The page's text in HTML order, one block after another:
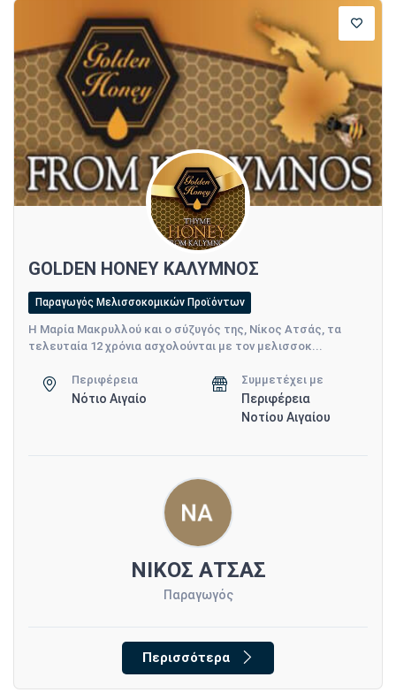
GOLDEN HONEY ΚΑΛΥΜΝΟΣ
Παραγωγός Μελισσοκομικών Προϊόντων
Η Μαρία Μακρυλλού και ο σύζυγός της, Νίκος Ατσάς, τα
τελευταία 12 χρόνια ασχολούνται με τον μελισσοκ...
Περιφέρεια
Νότιο Αιγαίο
Συμμετέχει με
Περιφέρεια
Νοτίου Αιγαίου
ΝΙΚΟΣ ΑΤΣΑΣ
Παραγωγός
Περισσότερα